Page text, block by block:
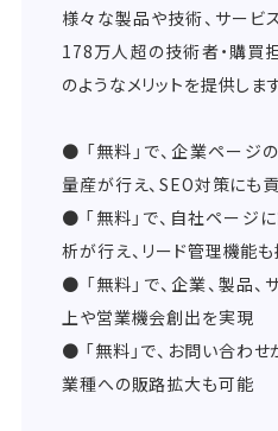
様々な製品や技術、サービ
178万人超の技術者・購買
のようなメリットを提供しま
● 「無料」で、企業ページ
量産が行え、SEO対策にも
● 「無料」で、自社ページ
析が行え、リード管理機能
● 「無料」で、企業、製品
上や営業機会創出を実現
● 「無料」で、お問い合わ
業種への販路拡大も可能